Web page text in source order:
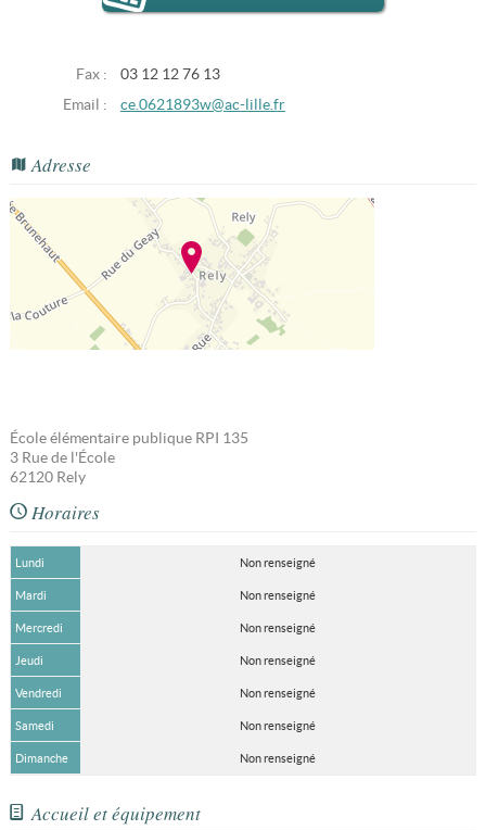
Fax :
03 12 12 76 13
Email :
ce.0621893w@ac-lille.fr
Adresse
École élémentaire publique RPI 135
3 Rue de l'École
62120 Rely
Horaires
Lundi Non renseigné
Mardi Non renseigné
Mercredi Non renseigné
Jeudi Non renseigné
Vendredi Non renseigné
Samedi Non renseigné
Dimanche Non renseigné
Accueil et équipement